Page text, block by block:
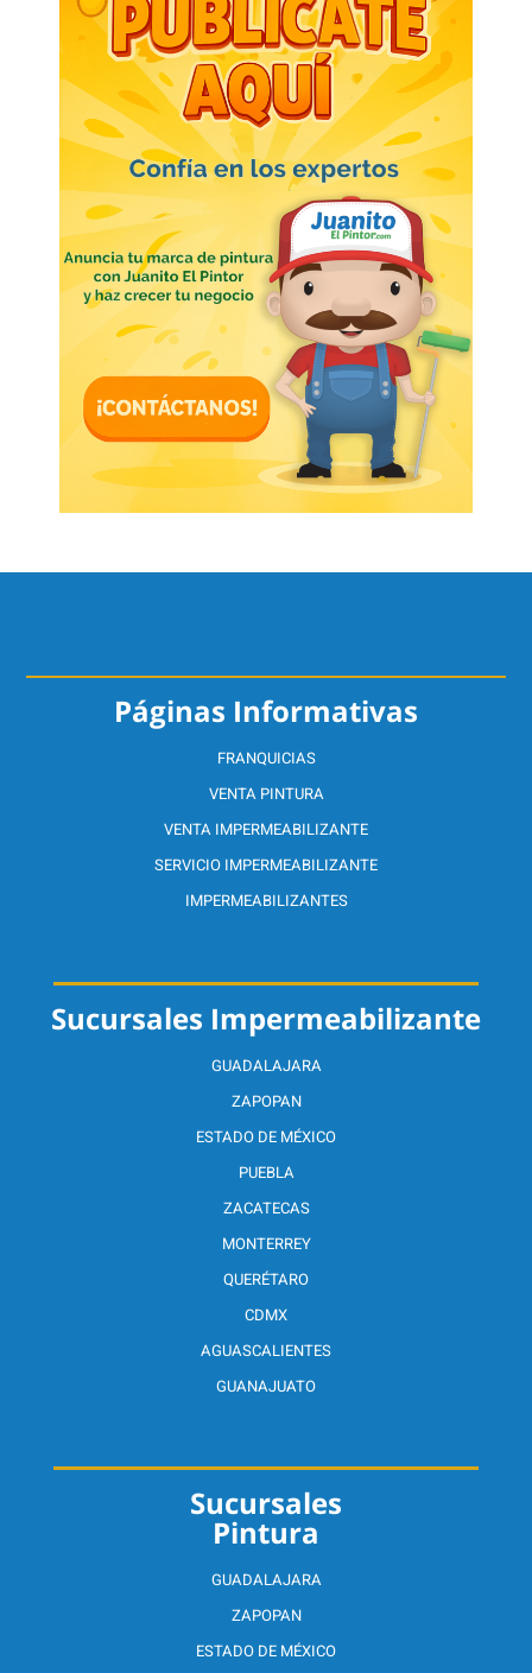
Sucursales
Pintura
GUADALAJARA
ZAPOPAN
ESTADO DE MÉXICO
Sucursales Impermeabilizante
GUADALAJARA
ZAPOPAN
ESTADO DE MÉXICO
PUEBLA
ZACATECAS
MONTERREY
QUERÉTARO
CDMX
AGUASCALIENTES
GUANAJUATO
Páginas Informativas
FRANQUICIAS
VENTA PINTURA
VENTA IMPERMEABILIZANTE
SERVICIO IMPERMEABILIZANTE
IMPERMEABILIZANTES